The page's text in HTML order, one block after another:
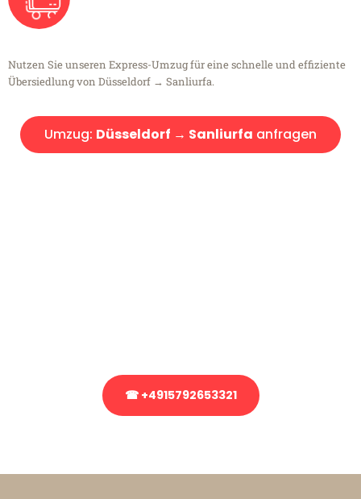
Nutzen Sie unseren Express-Umzug für eine schnelle und effiziente
Übersiedlung von Düsseldorf → Sanliurfa.
Umzug: Düsseldorf → Sanliurfa anfragen
☎ +4915792653321